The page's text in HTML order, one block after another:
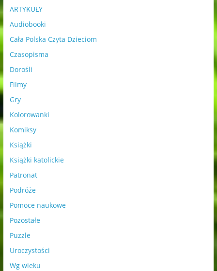
ARTYKUŁY
Audiobooki
Cała Polska Czyta Dzieciom
Czasopisma
Dorośli
Filmy
Gry
Kolorowanki
Komiksy
Książki
Książki katolickie
Patronat
Podróże
Pomoce naukowe
Pozostałe
Puzzle
Uroczystości
Wg wieku